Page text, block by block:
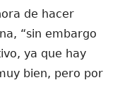
de hacer
“sin embargo
ya que hay
bien, pero por